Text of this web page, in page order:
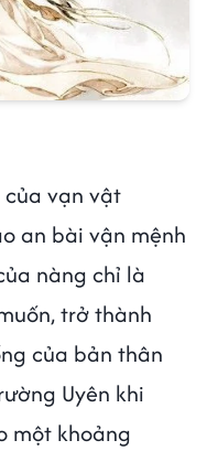
vạn vật
an bài vận mệnh
nàng chỉ là
trở thành
của bản thân
Uyên khi
một khoảng